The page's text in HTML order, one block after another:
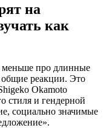
на
как
меньше про длинные
реакции. Это
Okamoto
стиля и гендерной
социально значимые